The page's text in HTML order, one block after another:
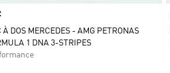
À DOS MERCEDES - AMG PETRONAS
1 DNA 3-STRIPES